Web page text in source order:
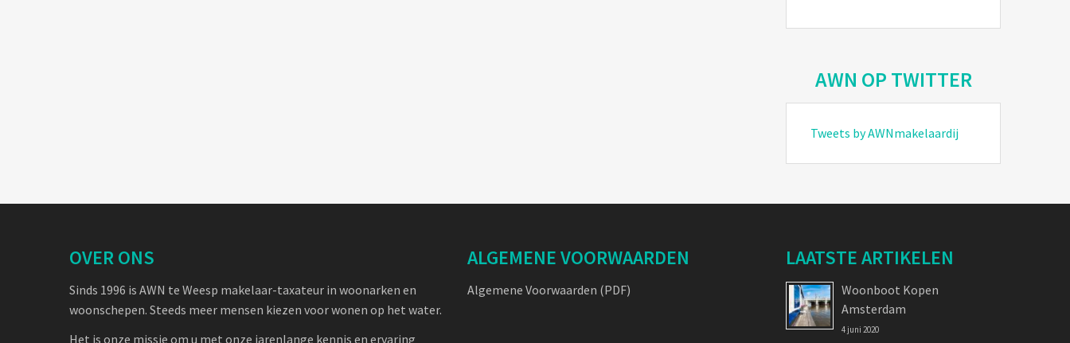
AWN OP TWITTER
Tweets by AWNmakelaardij
OVER ONS
Sinds 1996 is AWN te Weesp makelaar-taxateur in woonarken en
woonschepen. Steeds meer mensen kiezen voor wonen op het water.
Het is onze missie om u met onze jarenlange kennis en ervaring
ALGEMENE VOORWAARDEN
Algemene Voorwaarden (PDF)
LAATSTE ARTIKELEN
Woonboot Kopen
Amsterdam
4 juni 2020